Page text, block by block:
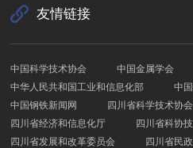
友情链接
中国科学技术协会
中国金属学会
中华人民共和国工业和信息化部
中
中国钢铁新闻网
四川省科学技术协会
四川省经济和信息化厅
四川省科协
四川省发展和改革委员会
四川省民